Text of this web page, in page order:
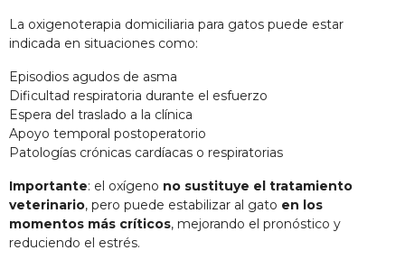
La oxigenoterapia domiciliaria para gatos puede estar
indicada en situaciones como:
Episodios agudos de asma
Dificultad respiratoria durante el esfuerzo
Espera del traslado a la clínica
Apoyo temporal postoperatorio
Patologías crónicas cardíacas o respiratorias
Importante: el oxígeno no sustituye el tratamiento
veterinario, pero puede estabilizar al gato en los
momentos más críticos, mejorando el pronóstico y
reduciendo el estrés.